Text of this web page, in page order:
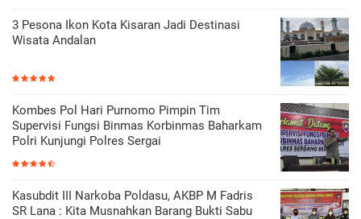
3 Pesona Ikon Kota Kisaran Jadi Destinasi
Wisata Andalan
Kombes Pol Hari Purnomo Pimpin Tim
Supervisi Fungsi Binmas Korbinmas Baharkam
Polri Kunjungi Polres Sergai
Kasubdit III Narkoba Poldasu, AKBP M Fadris
SR Lana : Kita Musnahkan Barang Bukti Sabu